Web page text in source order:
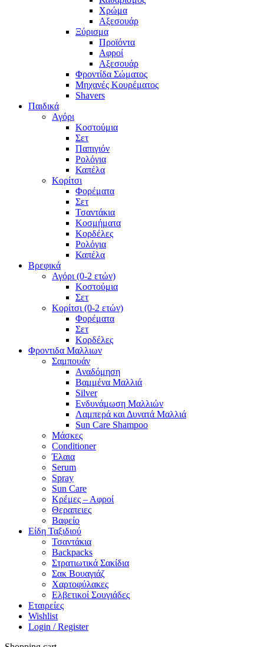
Χρώμα
Αξεσουάρ
Ξύρισμα
Προϊόντα
Αφροί
Αξεσουάρ
Φροντίδα Σώματος
Μηχανές Κουρέματος
Shavers
Παιδικά
Αγόρι
Κοστούμια
Σετ
Παπιγιόν
Ρολόγια
Καπέλα
Κορίτσι
Φορέματα
Σετ
Τσαντάκια
Κοσμήματα
Κορδέλες
Ρολόγια
Καπέλα
Βρεφικά
Αγόρι (0-2 ετών)
Κοστούμια
Σετ
Κορίτσι (0-2 ετών)
Φορέματα
Σετ
Κορδέλες
Φροντιδα Μαλλιων
Σαμπουάν
Αναδόμηση
Βαμμένα Μαλλιά
Silver
Ενδυνάμωση Μαλλιών
Λαμπερά και Δυνατά Μαλλιά
Sun Care Shampoo
Μάσκες
Conditioner
Έλαια
Serum
Spray
Sun Care
Κρέμες – Αφροί
Θεραπειες
Βαφείο
Είδη Ταξιδιού
Τσαντάκια
Backpacks
Στρατιωτικά Σακίδια
Σακ Βουαγιάζ
Χαρτοφύλακες
Ελβετικοί Σουγιάδες
Εταιρείες
Wishlist
Login / Register